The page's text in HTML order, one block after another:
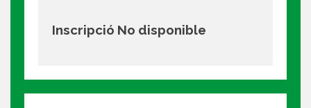
Inscripció No disponible